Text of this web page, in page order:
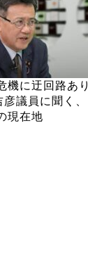
機に迂回路あり
議員に聞く、
現在地